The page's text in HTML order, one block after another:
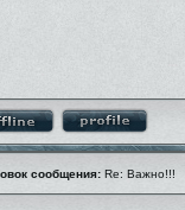
сообщения: Re: Важно!!!